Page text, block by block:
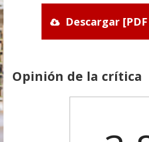
Descargar
Opinión de la crítica